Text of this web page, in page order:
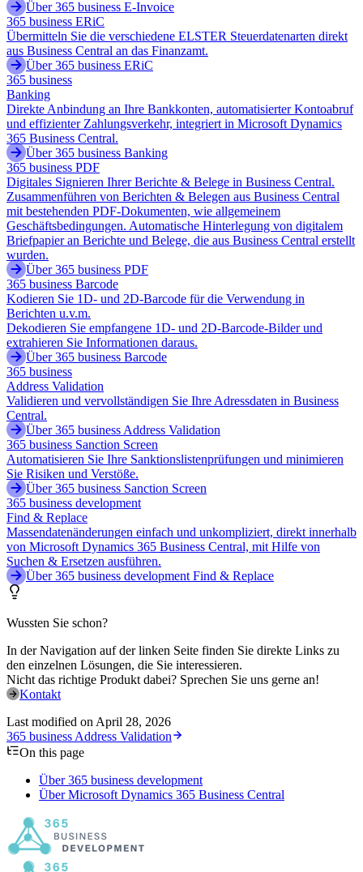
Über 365 business E-Invoice
365 business ERiC
Übermitteln Sie die verschiedene ELSTER Steuerdatenarten direkt
aus Business Central an das Finanzamt.
Über 365 business ERiC
365 business
Banking
Direkte Anbindung an Ihre Bankkonten, automatisierter Kontoabruf
und effizienter Zahlungsverkehr, integriert in Microsoft Dynamics
365 Business Central.
Über 365 business Banking
365 business PDF
Digitales Signieren Ihrer Berichte & Belege in Business Central.
Zusammenführen von Berichten & Belegen aus Business Central
mit bestehenden PDF-Dokumenten, wie allgemeinem
Geschäftsbedingungen. Automatische Hinterlegung von digitalem
Briefpapier an Berichte und Belege, die aus Business Central erstellt
wurden.
Über 365 business PDF
365 business Barcode
Kodieren Sie 1D- und 2D-Barcode für die Verwendung in
Berichten u.v.m.
Dekodieren Sie empfangene 1D- und 2D-Barcode-Bilder und
extrahieren Sie Informationen daraus.
Über 365 business Barcode
365 business
Address Validation
Validieren und vervollständigen Sie Ihre Adressdaten in Business
Central.
Über 365 business Address Validation
365 business Sanction Screen
Automatisieren Sie Ihre Sanktionslistenprüfungen und minimieren
Sie Risiken und Verstöße.
Über 365 business Sanction Screen
365 business development
Find & Replace
Massendatenänderungen einfach und unkompliziert, direkt innerhalb
von Microsoft Dynamics 365 Business Central, mit Hilfe von
Suchen & Ersetzen ausführen.
Über 365 business development Find & Replace
Wussten Sie schon?
In der Navigation auf der linken Seite finden Sie direkte Links zu
den einzelnen Lösungen, die Sie interessieren.
Nicht das richtige Produkt dabei? Sprechen Sie uns gerne an!
Kontakt
Last modified on April 28, 2026
365 business Address Validation
On this page
Über 365 business development
Über Microsoft Dynamics 365 Business Central